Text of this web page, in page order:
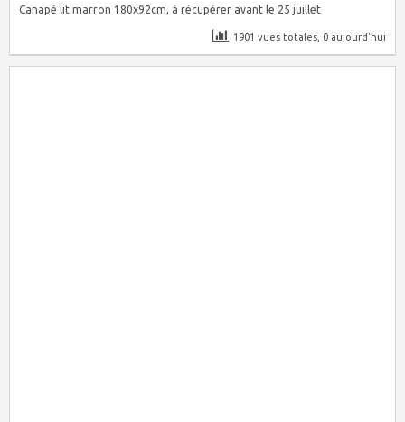
Canapé lit marron 180x92cm, à récupérer avant le 25 juillet
1901 vues totales, 0 aujourd'hui